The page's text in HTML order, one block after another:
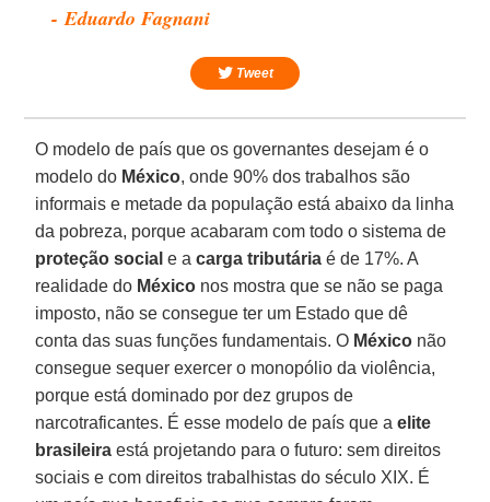
- Eduardo Fagnani
Tweet
O modelo de país que os governantes desejam é o
modelo do México, onde 90% dos trabalhos são
informais e metade da população está abaixo da linha
da pobreza, porque acabaram com todo o sistema de
proteção social e acarga tributária é de 17%. A
realidade do México nos mostra que se não se paga
imposto, não se consegue ter um Estado que dê
conta das suas funções fundamentais. O México não
consegue sequer exercer o monopólio da violência,
porque está dominado por dez grupos de
narcotraficantes. É esse modelo de país que aelite
brasileira está projetando para o futuro: sem direitos
sociais e com direitos trabalhistas do século XIX. É